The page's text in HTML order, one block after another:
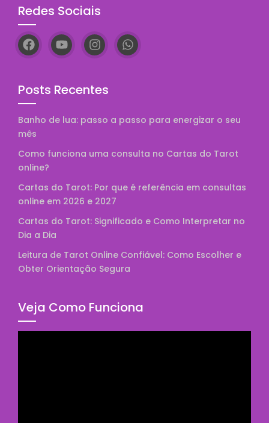
Redes Sociais
Posts Recentes
Banho de lua: passo a passo para energizar o seu
mês
Como funciona uma consulta no Cartas do Tarot
online?
Cartas do Tarot: Por que é referência em consultas
online em 2026 e 2027
Cartas do Tarot: Significado e Como Interpretar no
Dia a Dia
Leitura de Tarot Online Confiável: Como Escolher e
Obter Orientação Segura
Veja Como Funciona